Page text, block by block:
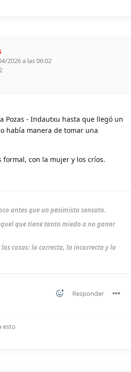
2026 a las 06:02
Pozas - Indautxu hasta que llegó un
había manera de tomar una
formal, con la mujer y los críos.
antes que un pesimista sensato.
que tiene tanto miedo a no ganar
cosas: la correcta, la incorrecta y la
Responder
esto